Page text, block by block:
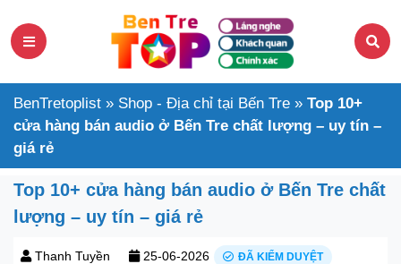
BenTretoplist » Shop - Địa chỉ tại Bến Tre » Top 10+
cửa hàng bán audio ở Bến Tre chất lượng – uy tín –
giá rẻ
Top 10+ cửa hàng bán audio ở Bến Tre chất
lượng – uy tín – giá rẻ
Thanh Tuyền 25-06-2026 ĐÃ KIỂM DUYỆT